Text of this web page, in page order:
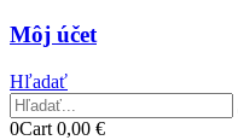
Môj účet
Hľadať
0Cart 0,00 €